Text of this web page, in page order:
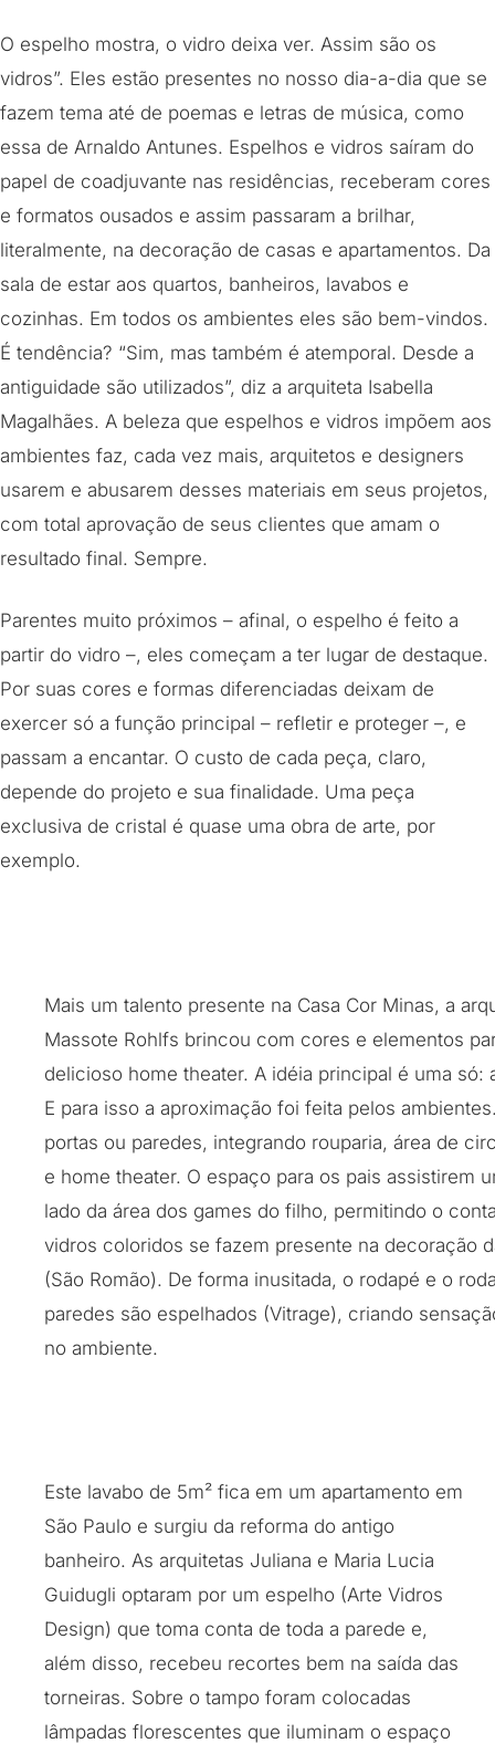
O espelho mostra, o vidro deixa ver. Assim são os
vidros”. Eles estão presentes no nosso dia-a-dia que se
fazem tema até de poemas e letras de música, como
essa de Arnaldo Antunes. Espelhos e vidros saíram do
papel de coadjuvante nas residências, receberam cores
e formatos ousados e assim passaram a brilhar,
literalmente, na decoração de casas e apartamentos. Da
sala de estar aos quartos, banheiros, lavabos e
cozinhas. Em todos os ambientes eles são bem-vindos.
É tendência? “Sim, mas também é atemporal. Desde a
antiguidade são utilizados”, diz a arquiteta Isabella
Magalhães. A beleza que espelhos e vidros impõem aos
ambientes faz, cada vez mais, arquitetos e designers
usarem e abusarem desses materiais em seus projetos,
com total aprovação de seus clientes que amam o
resultado final. Sempre.
Parentes muito próximos – afinal, o espelho é feito a
partir do vidro –, eles começam a ter lugar de destaque.
Por suas cores e formas diferenciadas deixam de
exercer só a função principal – refletir e proteger –, e
passam a encantar. O custo de cada peça, claro,
depende do projeto e sua finalidade. Uma peça
exclusiva de cristal é quase uma obra de arte, por
exemplo.
Mais um talento presente na Casa Cor Minas, a
Massote Rohlfs brincou com cores e elementos
delicioso home theater. A idéia principal é uma só:
E para isso a aproximação foi feita pelos
portas ou paredes, integrando rouparia, área de
e home theater. O espaço para os pais assistirem
lado da área dos games do filho, permitindo o
vidros coloridos se fazem presente na decoração
(São Romão). De forma inusitada, o rodapé e o
paredes são espelhados (Vitrage), criando
no ambiente.
Este lavabo de 5m² fica em um apartamento em
São Paulo e surgiu da reforma do antigo
banheiro. As arquitetas Juliana e Maria Lucia
Guidugli optaram por um espelho (Arte Vidros
Design) que toma conta de toda a parede e,
além disso, recebeu recortes bem na saída das
torneiras. Sobre o tampo foram colocadas
lâmpadas florescentes que iluminam o espaço